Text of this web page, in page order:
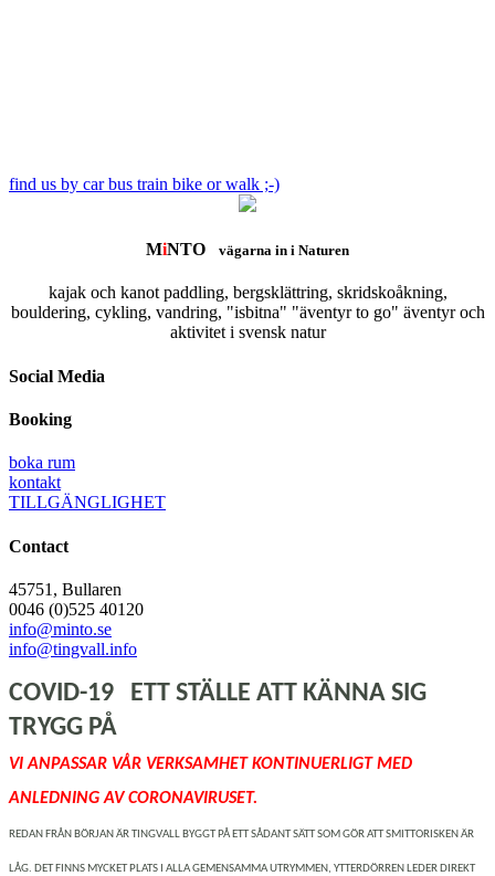
find us by car bus train bike or walk ;-)
MiNTO vägarna in i Naturen
kajak och kanot paddling, bergsklättring, skridskoåkning,
bouldering, cykling, vandring, "isbitna" "äventyr to go" äventyr och
aktivitet i svensk natur
Social Media
Booking
boka rum
kontakt
TILLGÄNGLIGHET
Contact
45751, Bullaren
0046 (0)525 40120
info@minto.se
info@tingvall.info
COVID-19 ETT STÄLLE ATT KÄNNA SIG
TRYGG PÅ
VI ANPASSAR VÅR VERKSAMHET KONTINUERLIGT MED
ANLEDNING AV CORONAVIRUSET.
REDAN FRÅN BÖRJAN ÄR TINGVALL BYGGT PÅ ETT SÅDANT SÄTT SOM GÖR ATT SMITTORISKEN ÄR
LÅG. DET FINNS MYCKET PLATS I ALLA GEMENSAMMA UTRYMMEN, YTTERDÖRREN LEDER DIREKT